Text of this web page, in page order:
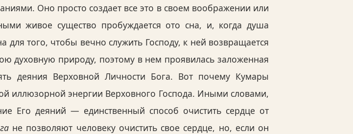
Оно просто создает все это в своем воображении или
живое существо пробуждается ото сна, и, когда душа
для того, чтобы вечно служить Господу, к ней возвращается
духовную природу, поэтому в нем проявилась заложенная
деяния Верховной Личности Бога. Вот почему Кумары
иллюзорной энергии Верховного Господа. Иными словами,
Его деяний — единственный способ очистить сердце от
не позволяют человеку очистить свое сердце, но, если он